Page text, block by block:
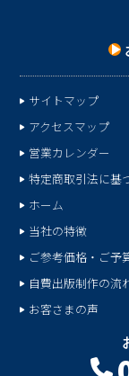
サイトマップ
アクセスマップ
営業カレンダー
特定商取引法に基
ホーム
当社の特徴
ご参考価格・ご予
自費出版制作の流
お客さまの声